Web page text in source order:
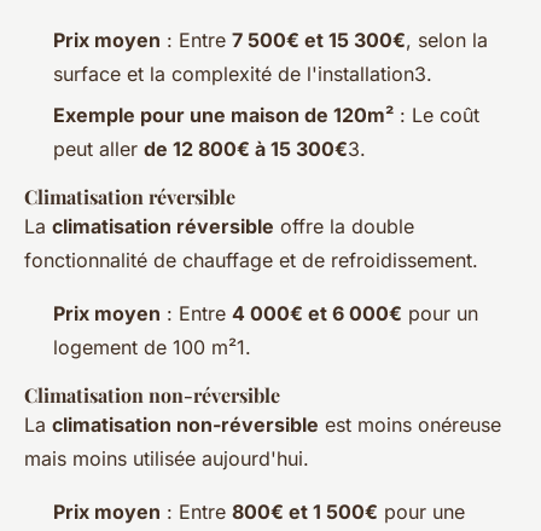
Prix moyen : Entre 7 500€ et 15 300€, selon la
surface et la complexité de l'installation3.
Exemple pour une maison de 120m² : Le coût
peut aller de 12 800€ à 15 300€3.
Climatisation réversible
La climatisation réversible offre la double
fonctionnalité de chauffage et de refroidissement.
Prix moyen : Entre 4 000€ et 6 000€ pour un
logement de 100 m²1.
Climatisation non-réversible
La climatisation non-réversible est moins onéreuse
mais moins utilisée aujourd'hui.
Prix moyen : Entre 800€ et 1 500€ pour une